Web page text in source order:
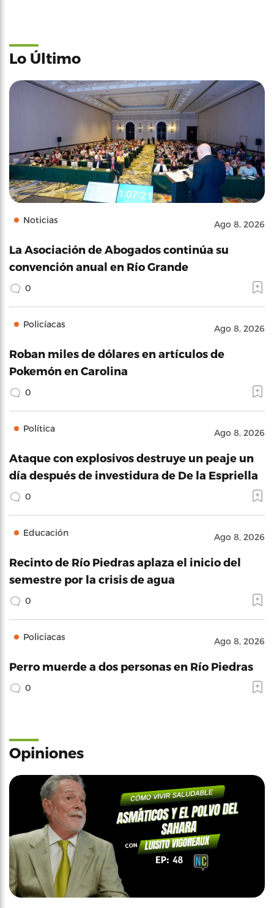
Lo Último
Noticias Ago 8, 2026
La Asociación de Abogados continúa su
convención anual en Río Grande
0
Policíacas Ago 8, 2026
Roban miles de dólares en artículos de
Pokemón en Carolina
0
Política Ago 8, 2026
Ataque con explosivos destruye un peaje un
día después de investidura de De la Espriella
0
Educación Ago 8, 2026
Recinto de Río Piedras aplaza el inicio del
semestre por la crisis de agua
0
Policíacas Ago 8, 2026
Perro muerde a dos personas en Río Piedras
0
Opiniones